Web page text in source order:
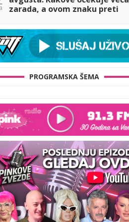
zarada, a ovom znaku preti
PROGRAMSKA ŠEMA